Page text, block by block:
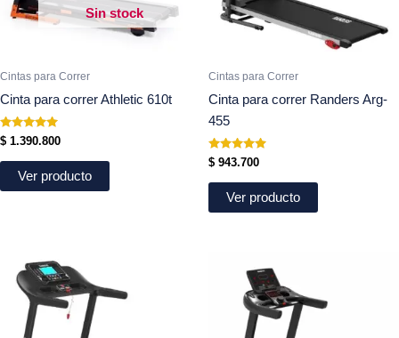
Sin stock
Cintas para Correr
Cinta para correr Athletic 610t
Valorado
en
5.00
de 5
$ 1.390.800
Ver producto
Cintas para Correr
Cinta para correr Randers Arg-
455
Valorado
en
5.00
de 5
$ 943.700
Ver producto